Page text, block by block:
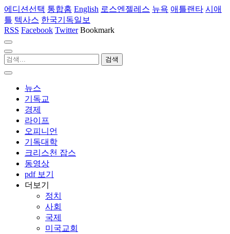
에디션선택 통합홈 English 로스엔젤레스 뉴욕 애틀랜타 시애
틀 텍사스 한국기독일보
RSS Facebook Twitter Bookmark
뉴스
기독교
경제
라이프
오피니언
기독대학
크리스천 잡스
동영상
pdf 보기
더보기
정치
사회
국제
미국교회